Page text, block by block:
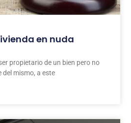
en nuda
propietario de un bien pero no
del mismo, a este